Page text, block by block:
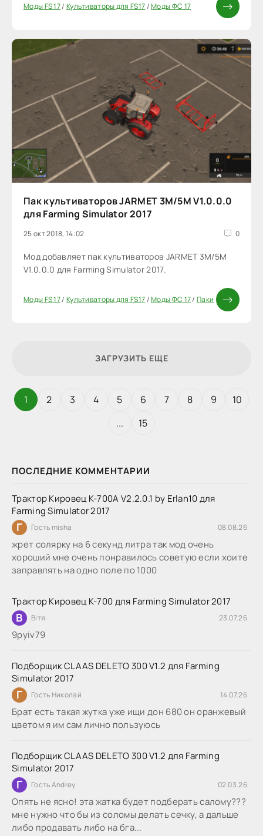
ПОСЛЕДНИЕ КОММЕНТАРИИ
Трактор Кировец К-700А V2.2.0.1 by Erlan10 для
Farming Simulator 2017
Г Гость misha 08.08.26
жрет солярку на 6 секунд литра так мод очень
хороший мне очень понравилось советую если хоите
заправлять на одно поле по 1000
Трактор Кировец К-700 для Farming Simulator 2017
В Вітя 23.07.26
9руіv79
Подборщик CLAAS DELETO 300 V1.2 для Farming
Simulator 2017
Г Гость Николай 14.07.26
Брат есть такая жутка уже ищи дон 680 он оранжевый
цветом я им сам лично пользуюсь
Подборщик CLAAS DELETO 300 V1.2 для Farming
Simulator 2017
Г Гость Andrey 02.03.26
Опять не ясно! эта жатка будет подберать салому???
мне нужно что бы из соломы делать сечку, а дальше
либо продавать либо на бга...
Моды FS 17/ Культиваторы для FS17/Моды ФС 17
Пак культиваторов JARMET 3M/5M V1.0.0.0
для Farming Simulator 2017
25 окт 2018, 14:02 0
Мод добавляет пак культиваторов JARMET 3M/5M
V1.0.0.0 для Farming Simulator 2017.
Моды FS 17/ Культиваторы для FS17/Моды ФС 17/Паки
ЗАГРУЗИТЬ ЕЩЕ
1 2 3 4 5 6 7 8 9
10
...
15